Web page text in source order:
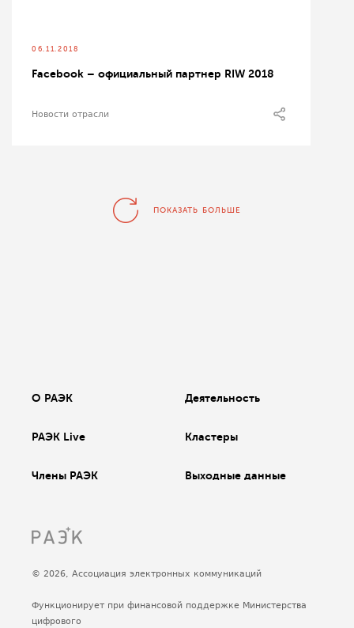
06.11.2018
Facebook – официальный партнер RIW 2018
Новости отрасли
ПОКАЗАТЬ БОЛЬШЕ
О РАЭК Деятельность
РАЭК Live Кластеры
Члены РАЭК Выходные данные
© 2026, Ассоциация электронных коммуникаций
Функционирует при финансовой поддержке Министерства
цифрового